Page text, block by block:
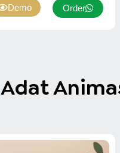
Demo Order
Adat